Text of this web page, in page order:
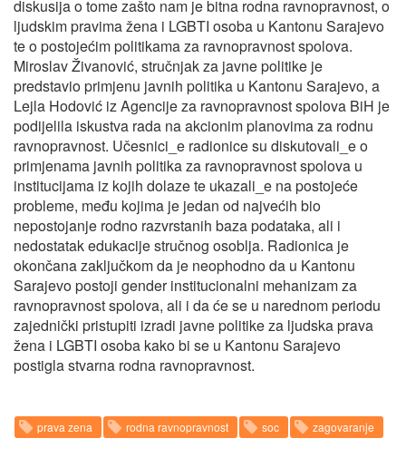
diskusija o tome zašto nam je bitna rodna ravnopravnost, o
ljudskim pravima žena i LGBTI osoba u Kantonu Sarajevo
te o postojećim politikama za ravnopravnost spolova.
Miroslav Živanović, stručnjak za javne politike je
predstavio primjenu javnih politika u Kantonu Sarajevo, a
Lejla Hodović iz Agencije za ravnopravnost spolova BiH je
podijelila iskustva rada na akcionim planovima za rodnu
ravnopravnost. Učesnici_e radionice su diskutovali_e o
primjenama javnih politika za ravnopravnost spolova u
institucijama iz kojih dolaze te ukazali_e na postojeće
probleme, među kojima je jedan od najvećih bio
nepostojanje rodno razvrstanih baza podataka, ali i
nedostatak edukacije stručnog osoblja. Radionica je
okončana zaključkom da je neophodno da u Kantonu
Sarajevo postoji gender institucionalni mehanizam za
ravnopravnost spolova, ali i da će se u narednom periodu
zajednički pristupiti izradi javne politike za ljudska prava
žena i LGBTI osoba kako bi se u Kantonu Sarajevo
postigla stvarna rodna ravnopravnost.
prava zena rodna ravnopravnost soc zagovaranje